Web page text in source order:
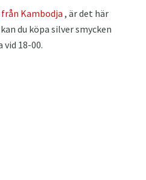
från Kambodja , är det här
du köpa silver smycken
18-00.